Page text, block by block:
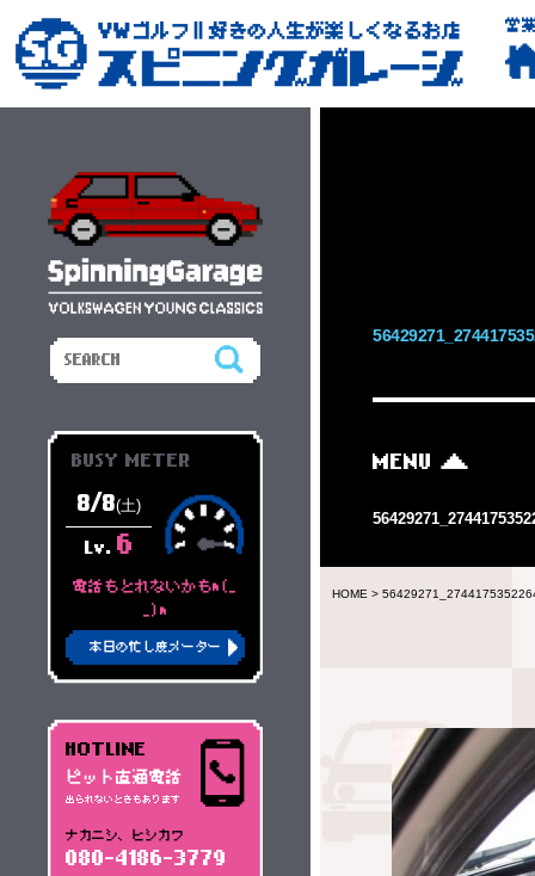
営
MENU
HOME >
BUSY METER
8/8(土)
Lv. 6
電話もとれないかもm(_
_)m
本日の忙し度メーター
HOTLINE
ピット直通電話
出られないときもあります
ナカニシ、ヒシカワ
080-4186-3779